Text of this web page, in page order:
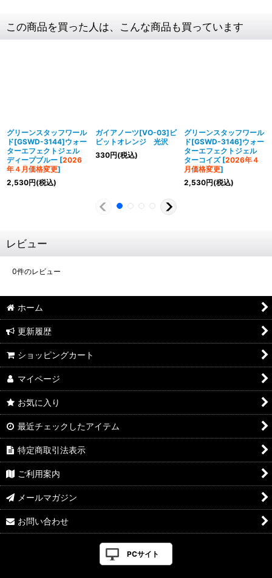
この商品を買った人は、こんな商品も買っています
グリーンスタッフワール
ド[GSWD-3144]ウォー
ターエフェクトジェル
ディープブルー [2026
年４月価格変更]
2,530円(税込)
ガイアノーツ[VO-03]ビ
ビットオレンジ 光沢
330円(税込)
グリーンスタッフワール
ド[GSWD-3146]ウォー
ターエフェクトジェル
ターコイズ [2026年４
月価格変更]
2,530円(税込)
レビュー
0件のレビュー
ホーム
更新履歴
ショッピングカート
マイページ
お気に入り
最近チェックしたアイテム
特定商取引法表示
ご利用案内
メールマガジン
お問い合わせ
PCサイト